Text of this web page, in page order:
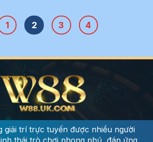
1 2 3 4
giải trí trực tuyến được nhiều người
thái trò chơi phong phú, đáp ứng